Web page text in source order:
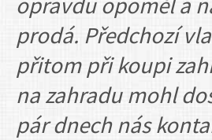
prodá. Předchozí
přitom při koupi
na zahradu mohl
pár dnech nás